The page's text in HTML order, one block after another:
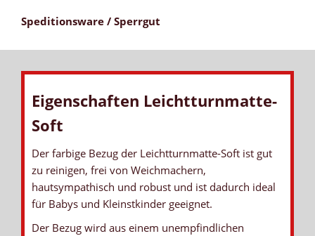
Speditionsware / Sperrgut
Eigenschaften Leichtturnmatte-
Soft
Der farbige Bezug der Leichtturnmatte-Soft ist gut
zu reinigen, frei von Weichmachern,
hautsympathisch und robust und ist dadurch ideal
für Babys und Kleinstkinder geeignet.
Der Bezug wird aus einem unempfindlichen